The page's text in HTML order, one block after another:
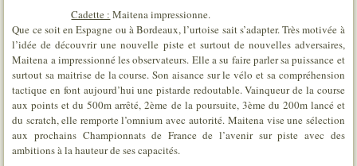
Cadette : Maitena impressionne.
Que ce soit en Espagne ou à Bordeaux, l’urtoise sait s’adapter. Très motivée à
l’idée de découvrir une nouvelle piste et surtout de nouvelles adversaires,
Maitena a impressionné les observateurs. Elle a su faire parler sa puissance et
surtout sa maitrise de la course. Son aisance sur le vélo et sa compréhension
tactique en font aujourd’hui une pistarde redoutable. Vainqueur de la course
aux points et du 500m arrêté, 2ème de la poursuite, 3ème du 200m lancé et
du scratch, elle remporte l’omnium avec autorité. Maitena vise une sélection
aux prochains Championnats de France de l’avenir sur piste avec des
ambitions à la hauteur de ses capacités.